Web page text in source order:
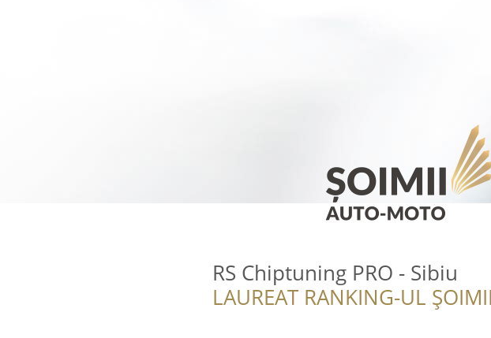
RS Chiptuning PRO - Sibiu
LAUREAT RANKING-UL ȘOIMII